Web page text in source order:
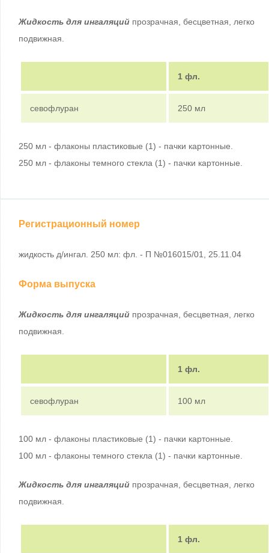
Жидкость для ингаляций прозрачная, бесцветная, легко
подвижная.
1 фл.
севофлуран 250 мл
250 мл - флаконы пластиковые (1) - пачки картонные.
250 мл - флаконы темного стекла (1) - пачки картонные.
Регистрационный номер
жидкость д/ингал. 250 мл: фл. - П №016015/01, 25.11.04
Форма выпуска
Жидкость для ингаляций прозрачная, бесцветная, легко
подвижная.
1 фл.
севофлуран 100 мл
100 мл - флаконы пластиковые (1) - пачки картонные.
100 мл - флаконы темного стекла (1) - пачки картонные.
Жидкость для ингаляций прозрачная, бесцветная, легко
подвижная.
1 фл.